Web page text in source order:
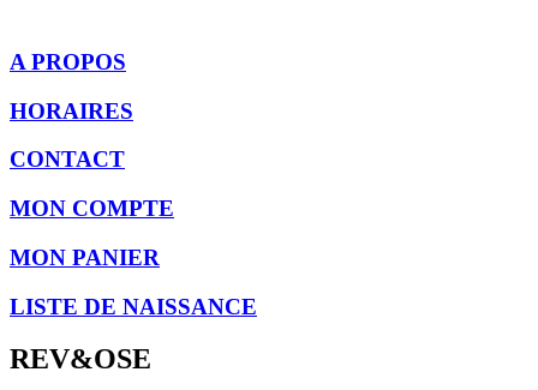
A PROPOS
HORAIRES
CONTACT
MON COMPTE
MON PANIER
LISTE DE NAISSANCE
REV&OSE